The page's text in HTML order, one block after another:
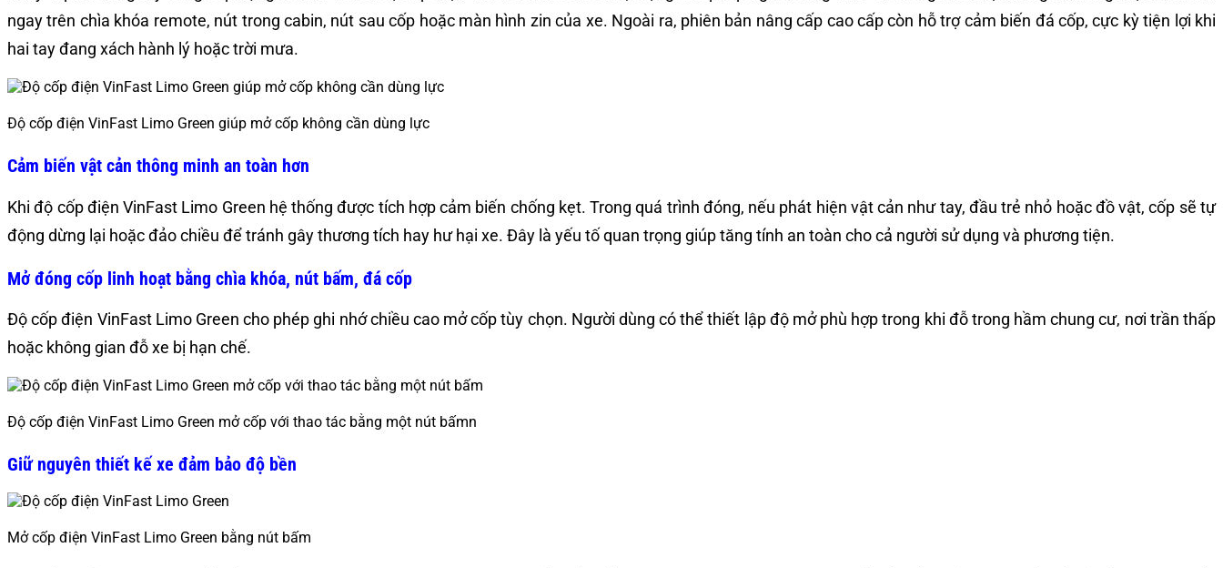
ngay trên chìa khóa remote, nút trong cabin, nút sau cốp hoặc màn hình zin của xe. Ngoài ra, phiên bản nâng cấp cao cấp còn hỗ trợ cảm biến đá cốp, cực kỳ tiện lợi khi
hai tay đang xách hành lý hoặc trời mưa.
Độ cốp điện VinFast Limo Green giúp mở cốp không cần dùng lực
Cảm biến vật cản thông minh an toàn hơn
Khi độ cốp điện VinFast Limo Green hệ thống được tích hợp cảm biến chống kẹt. Trong quá trình đóng, nếu phát hiện vật cản như tay, đầu trẻ nhỏ hoặc đồ vật, cốp sẽ tự
động dừng lại hoặc đảo chiều để tránh gây thương tích hay hư hại xe. Đây là yếu tố quan trọng giúp tăng tính an toàn cho cả người sử dụng và phương tiện.
Mở đóng cốp linh hoạt bằng chìa khóa, nút bấm, đá cốp
Độ cốp điện VinFast Limo Green cho phép ghi nhớ chiều cao mở cốp tùy chọn. Người dùng có thể thiết lập độ mở phù hợp trong khi đỗ trong hầm chung cư, nơi trần thấp
hoặc không gian đỗ xe bị hạn chế.
Độ cốp điện VinFast Limo Green mở cốp với thao tác bằng một nút bấmn
Giữ nguyên thiết kế xe đảm bảo độ bền
Mở cốp điện VinFast Limo Green bằng nút bấm